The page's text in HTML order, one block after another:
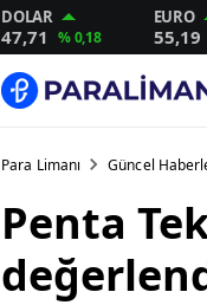
DOLAR
47,71 % 0,18
EURO
55,19
Para Limanı Güncel
Penta